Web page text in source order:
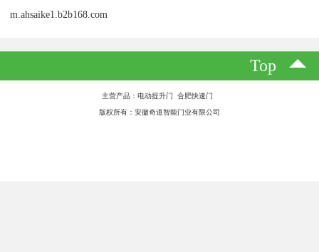
m.ahsaike1.b2b168.com
Top
主营产品：电动提升门 合肥快速门
版权所有：安徽奇道智能门业有限公司